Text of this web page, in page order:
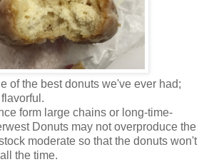
of the best donuts we've ever had;
form large chains or long-time-
Donuts may not overproduce the
moderate so that the donuts won't
the time.